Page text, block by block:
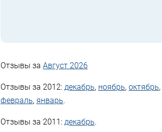
Отзывы за Август 2026
Отзывы за 2012: декабрь, ноябрь, октябрь,
февраль, январь.
Отзывы за 2011: декабрь.